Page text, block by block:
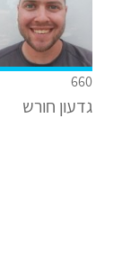
660
גדעון חורש